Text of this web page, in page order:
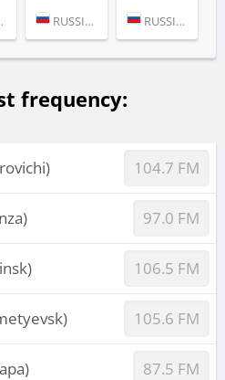
RUSSIA (MOSCOW) RUSSIA (MOSCOW)
frequency:
104.7 FM
97.0 FM
106.5 FM
105.6 FM
87.5 FM